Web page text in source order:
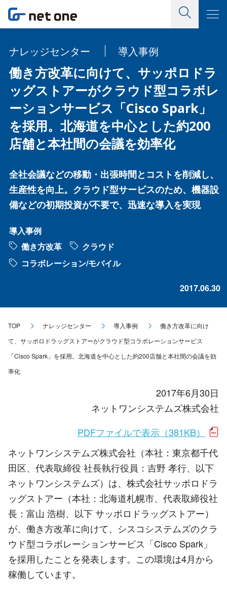
ナレッジセンター 導入事例
働き方改革に向けて、サッポロドラ
ッグストアーがクラウド型コラボレ
ーションサービス「Cisco Spark」
を採用。北海道を中心とした約200
店舗と本社間の会議を効率化
全社会議などの移動・出張時間とコストを削減し、
生産性を向上。クラウド型サービスのため、機器設
備などの初期投資が不要で、迅速な導入を実現
導入事例
働き方改革
クラウド
コラボレーション/モバイル
2017.06.30
TOP ナレッジセンター 導入事例
働き方改革に向け
て、サッポロドラッグストアーがクラウド型コラボレーションサービス
「Cisco Spark」を採用。北海道を中心とした約200店舗と本社間の会議を効
率化
2017年6月30日
ネットワンシステムズ株式会社
PDFファイルで表示（381KB）
ネットワンシステムズ株式会社（本社：東京都千代
田区、代表取締役 社長執行役員：吉野 孝行、以下
ネットワンシステムズ）は、株式会社サッポロドラ
ッグストアー（本社：北海道札幌市、代表取締役社
長：富山 浩樹、以下 サッポロドラッグストアー）
が、働き方改革に向けて、シスコシステムズのクラ
ウド型コラボレーションサービス「Cisco Spark」
を採用したことを発表します。この環境は4月から
稼働しています。